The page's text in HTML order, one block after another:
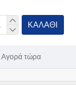
ΚΑΛΆΘΙ
Αγορά τώρα